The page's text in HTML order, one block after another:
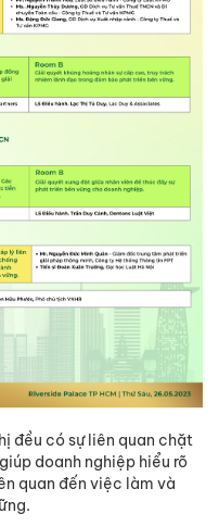
đều có sự liên quan chặt
doanh nghiệp hiểu rõ
quan đến việc làm và